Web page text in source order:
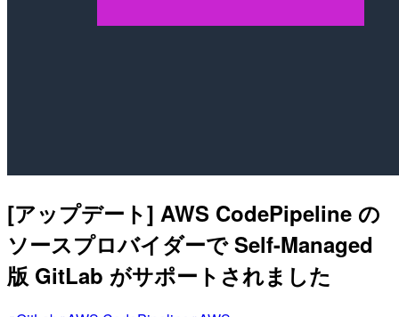
[アップデート] AWS CodePipeline の
ソースプロバイダーで Self-Managed
版 GitLab がサポートされました